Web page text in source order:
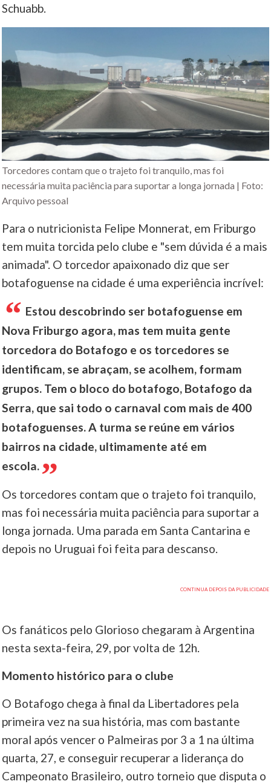
Schuabb.
Torcedores contam que o trajeto foi tranquilo, mas foi
necessária muita paciência para suportar a longa jornada | Foto:
Arquivo pessoal
Para o nutricionista Felipe Monnerat, em Friburgo
tem muita torcida pelo clube e "sem dúvida é a mais
animada". O torcedor apaixonado diz que ser
botafoguense na cidade é uma experiência incrível:
Estou descobrindo ser botafoguense em
Nova Friburgo agora, mas tem muita gente
torcedora do Botafogo e os torcedores se
identificam, se abraçam, se acolhem, formam
grupos. Tem o bloco do botafogo, Botafogo da
Serra, que sai todo o carnaval com mais de 400
botafoguenses. A turma se reúne em vários
bairros na cidade, ultimamente até em
escola.
Os torcedores contam que o trajeto foi tranquilo,
mas foi necessária muita paciência para suportar a
longa jornada. Uma parada em Santa Cantarina e
depois no Uruguai foi feita para descanso.
Os fanáticos pelo Glorioso chegaram à Argentina
nesta sexta-feira, 29, por volta de 12h.
Momento histórico para o clube
O Botafogo chega à final da Libertadores pela
primeira vez na sua história, mas com bastante
moral após vencer o Palmeiras por 3 a 1 na última
quarta, 27, e conseguir recuperar a liderança do
Campeonato Brasileiro, outro torneio que disputa o